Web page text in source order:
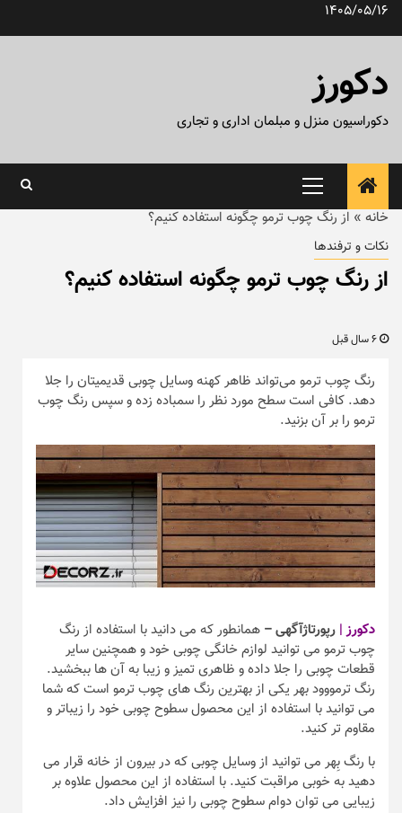
پرش1405/05/16
دکورز
دکوراسیون منزل و مبلمان اداری و تجاری
منوی
اصلی
خانه » از رنگ چوب ترمو چگونه استفاده کنیم؟
نکات و ترفندها
از رنگ چوب ترمو چگونه استفاده کنیم؟
رنگ چوب ترمو می‌تواند ظاهر کهنه وسایل چوبی قدیمیتان را جلا
دهد. کافی است سطح مورد نظر را سمباده زده و سپس رنگ چوب
ترمو را بر آن بزنید.
دکورز | رپورتاژآگهی – همانطور که می دانید با استفاده از رنگ
چوب ترمو می توانید لوازم خانگی چوبی خود و همچنین سایر
قطعات چوبی را جلا داده و ظاهری تمیز و زیبا به آن ها ببخشید.
رنگ ترمووود بهر یکی از بهترین رنگ های چوب ترمو است که شما
می توانید با استفاده از این محصول سطوح چوبی خود را زیباتر و
مقاوم تر کنید.
با رنگ بِهر می توانید از وسایل چوبی که در بیرون از خانه قرار می
دهید به خوبی مراقبت کنید. با استفاده از این محصول علاوه بر
زیبایی می توان دوام سطوح چوبی را نیز افزایش داد.